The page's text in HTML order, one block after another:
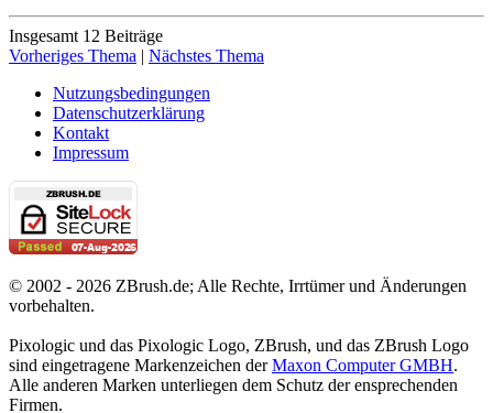
Insgesamt 12 Beiträge
Vorheriges Thema | Nächstes Thema
Nutzungsbedingungen
Datenschutzerklärung
Kontakt
Impressum
© 2002 - 2026 ZBrush.de; Alle Rechte, Irrtümer und Änderungen
vorbehalten.
Pixologic und das Pixologic Logo, ZBrush, und das ZBrush Logo
sind eingetragene Markenzeichen derMaxon Computer GMBH.
Alle anderen Marken unterliegen dem Schutz der ensprechenden
Firmen.